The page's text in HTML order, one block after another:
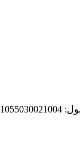
1055030021004